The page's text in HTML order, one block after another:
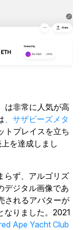
は非常に人気が高
、サザビーズメタ
トプレイスを立ち
を達成しまし
らず、アルゴリズ
デジタル画像であ
されるアバターが
なりました。2021
Ape Yacht Club